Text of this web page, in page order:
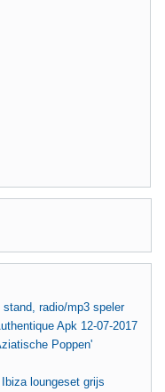
radio/mp3 speler
Apk 12-07-2017
Poppen'
loungeset grijs